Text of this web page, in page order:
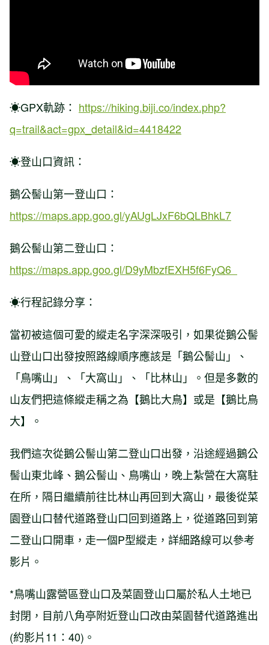
☀GPX軌跡： https://hiking.biji.co/index.php?
q=trail&act=gpx_detail&id=4418422
☀登山口資訊：
鵝公髻山第一登山口：
https://maps.app.goo.gl/yAUgLJxF6bQLBhkL7
鵝公髻山第二登山口：
https://maps.app.goo.gl/D9yMbzfEXH5f6FyQ6
☀行程記錄分享：
當初被這個可愛的縱走名字深深吸引，如果從鵝公髻
山登山口出發按照路線順序應該是「鵝公髻山」、
「鳥嘴山」、「大窩山」、「比林山」。但是多數的
山友們把這條縱走稱之為【鵝比大鳥】或是【鵝比鳥
大】。
我們這次從鵝公髻山第二登山口出發，沿途經過鵝公
髻山東北峰、鵝公髻山、鳥嘴山，晚上紮營在大窩駐
在所，隔日繼續前往比林山再回到大窩山，最後從菜
園登山口替代道路登山口回到道路上，從道路回到第
二登山口開車，走一個P型縱走，詳細路線可以參考
影片。
*鳥嘴山露營區登山口及菜園登山口屬於私人土地已
封閉，目前八角亭附近登山口改由菜園替代道路進出
(約影片11：40)。